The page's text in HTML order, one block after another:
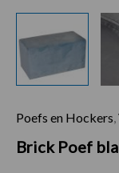
Poefs en Hockers
Brick Poef